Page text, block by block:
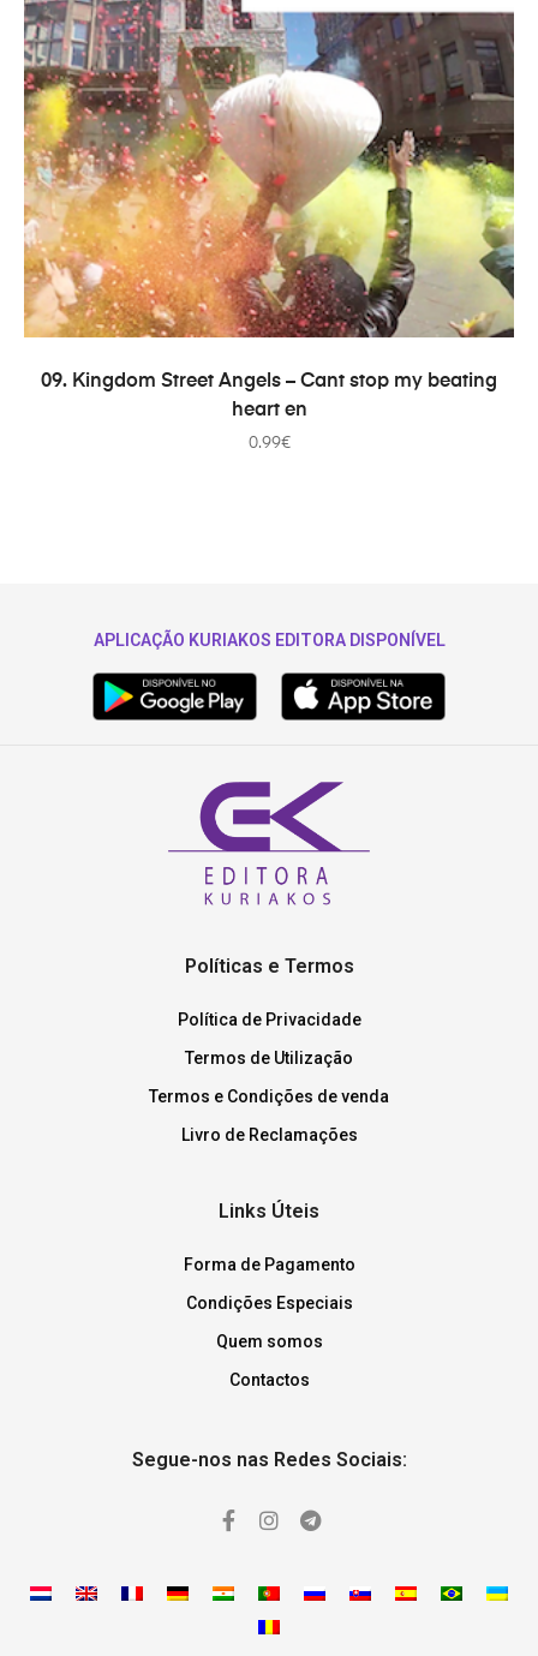
PRIDAŤ DO KOŠÍKA
09. Kingdom Street Angels – Cant stop my beating
heart en
0.99€
APLICAÇÃO KURIAKOS EDITORA DISPONÍVEL
Políticas e Termos
Política de Privacidade
Termos de Utilização
Termos e Condições de venda
Livro de Reclamações
Links Úteis
Forma de Pagamento
Condições Especiais
Quem somos
Contactos
Segue-nos nas Redes Sociais: